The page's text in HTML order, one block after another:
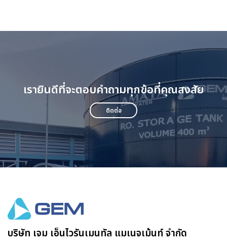
เรายินดีที่จะตอบคำถามทุกข้อที่คุณสงสัย
ติดต่อ
บริษัท เจม เอ็นไวรันเมนทัล แมเนจเม้นท์ จำกัด